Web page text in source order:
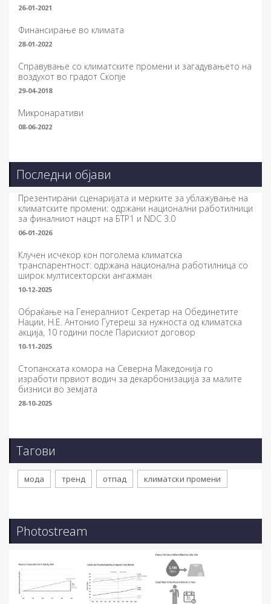
26-01-2021
Финансирање во климата
28-01-2022
Справување со климатските промени и загадувањето на
воздухот во градот Скопје
29-04-2018
Микронаративи
08-06-2022
Последни објави
Презентирани сценаријата и мерките за ублажување на
климатските промени: одржани национални работилници
за финалниот нацрт на БТР1 и NDC 3.0
06-01-2026
Клучен исчекор кон поголема климатска
транспарентност: одржана национална работилница со
широк мултисекторски ангажман
10-12-2025
Обраќање на Генералниот Секретар на Обединетите
Нации, Н.Е. Антонио Гутереш за нужноста од климатска
акција, 10 години после Парискиот договор
10-11-2025
Стопанската комора на Северна Македонија го
изработи првиот водич за декарбонизација за малите
бизниси во земјата
28-10-2025
Тагови
мода тренд отпад климатски промени
Photostream